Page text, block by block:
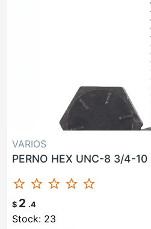
VARIOS
PERNO HEX UNC-8 3/4-10
star_border star_border star_border star_border star_border
$ 2 .4
Stock: 23